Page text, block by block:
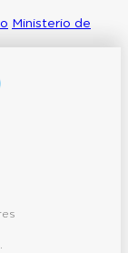
Ministerio de